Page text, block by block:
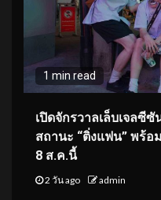
1 min read
เปิดจักรวาลเล็บเจลซีซั
สถานะ “ติ่งแฟน” พร้
8 ส.ค.นี้
2 วัน ago admin